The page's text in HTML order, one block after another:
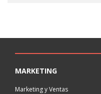
MARKETING
Marketing y Ventas